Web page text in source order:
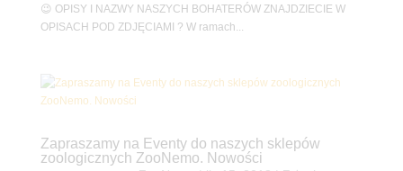
😉 OPISY I NAZWY NASZYCH BOHATERÓW ZNAJDZIECIE W
OPISACH POD ZDJĘCIAMI ? W ramach...
Zapraszamy na Eventy do naszych sklepów
zoologicznych ZooNemo. Nowości